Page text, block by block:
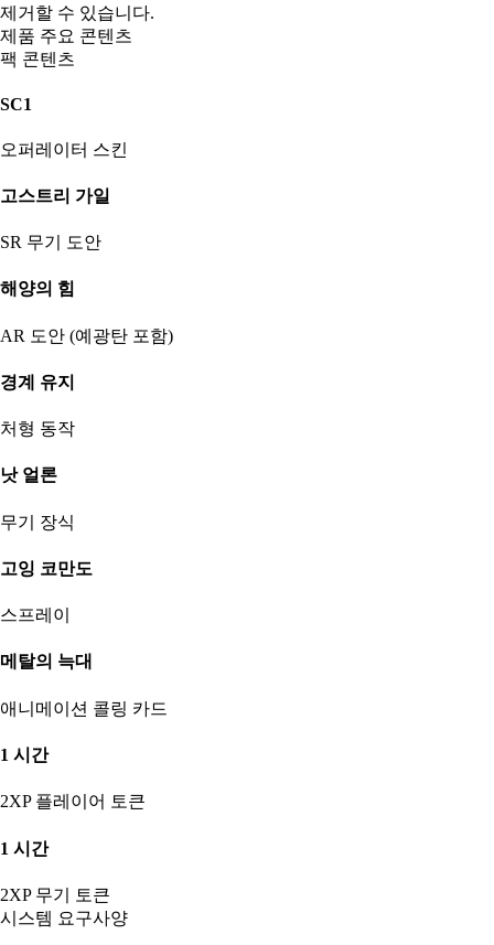
제거할 수 있습니다.
제품 주요 콘텐츠
팩 콘텐츠
SC1
오퍼레이터 스킨
고스트리 가일
SR 무기 도안
해양의 힘
AR 도안 (예광탄 포함)
경계 유지
처형 동작
낫 얼론
무기 장식
고잉 코만도
스프레이
메탈의 늑대
애니메이션 콜링 카드
1 시간
2XP 플레이어 토큰
1 시간
2XP 무기 토큰
시스템 요구사양